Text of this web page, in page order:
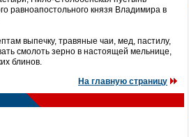
равноапостольного князя Владимира в
выпечку, травяные чаи, мед, пастилу,
смолоть зерно в настоящей мельнице,
блинов.
На главную страницу